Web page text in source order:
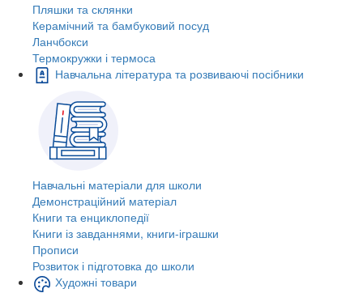
Пляшки та склянки
Керамічний та бамбуковий посуд
Ланчбокси
Термокружки і термоса
Навчальна література та розвиваючі посібники
Навчальні матеріали для школи
Демонстраційний матеріал
Книги та енциклопедії
Книги із завданнями, книги-іграшки
Прописи
Розвиток і підготовка до школи
Художні товари